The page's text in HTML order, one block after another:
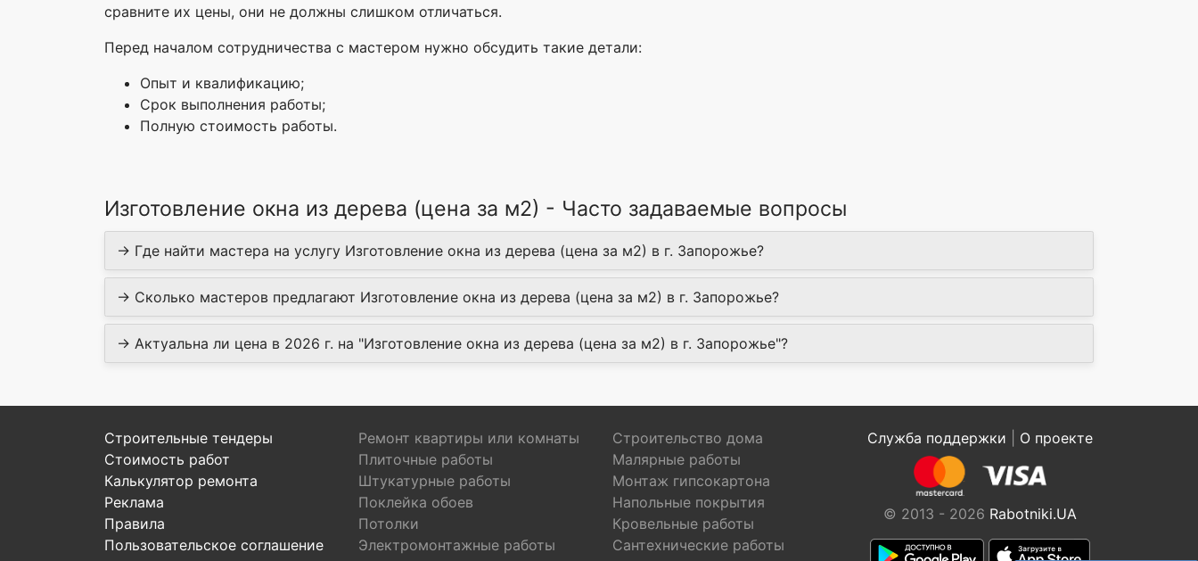
сравните их цены, они не должны слишком отличаться.
Перед началом сотрудничества с мастером нужно обсудить такие детали:
Опыт и квалификацию;
Срок выполнения работы;
Полную стоимость работы.
Изготовление окна из дерева (цена за м2) - Часто задаваемые вопросы
→ Где найти мастера на услугу Изготовление окна из дерева (цена за м2) в г. Запорожье?
→ Сколько мастеров предлагают Изготовление окна из дерева (цена за м2) в г. Запорожье?
→ Актуальна ли цена в 2026 г. на "Изготовление окна из дерева (цена за м2) в г. Запорожье"?
Строительные тендеры
Стоимость работ
Калькулятор ремонта
Реклама
Правила
Пользовательское соглашение
Ремонт квартиры или комнаты
Строительство дома
Плиточные работы
Малярные работы
Штукатурные работы
Монтаж гипсокартона
Поклейка обоев
Напольные покрытия
Потолки
Кровельные работы
Электромонтажные работы
Сантехнические работы
Служба поддержки О проекте
© 2013 - 2026 Rabotniki.UA